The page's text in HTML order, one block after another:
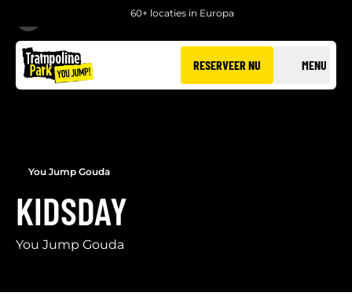
60+ locaties in Europa
RESERVEER NU MENU
You Jump Gouda
KIDSDAY
You Jump Gouda